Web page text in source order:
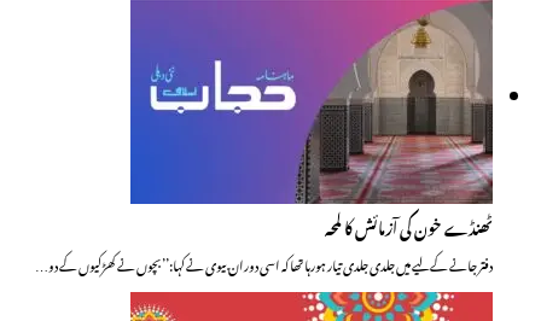
ٹھنڈے خون کی آزمائش کا لمحہ
دفتر جانے کے لیے میں جلدی جلدی تیار ہورہا تھا کہ اسی دوران بیوی نے کہا:’’بچوں نے کھڑکیوں کے دو…